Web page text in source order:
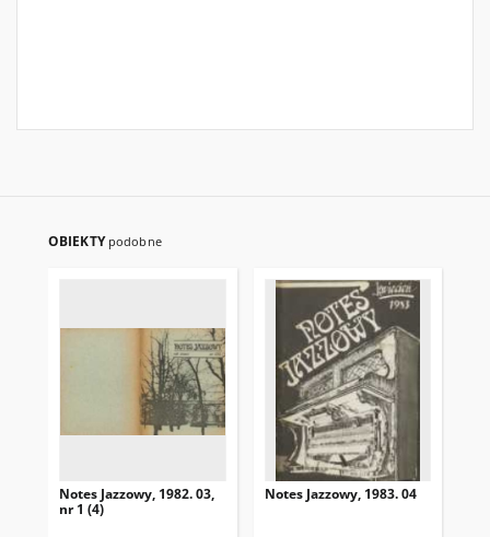
OBIEKTY podobne
Notes Jazzowy, 1982. 03,
nr 1 (4)
Notes Jazzowy, 1983. 04